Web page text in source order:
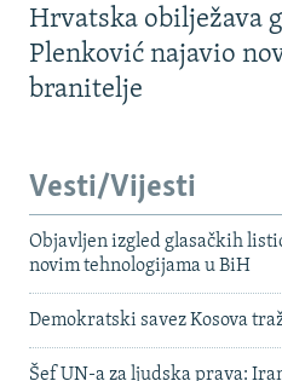
Hrvatska obilježava
Plenković najavio
branitelje
Vesti/Vijesti
Objavljen izgled glasačkih
novim tehnologijama u BiH
Demokratski savez Kosova
Šef UN-a za ljudska prava: